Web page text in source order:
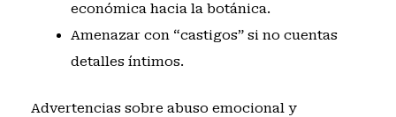
económica hacia la botánica.
Amenazar con “castigos” si no cuentas
detalles íntimos.
Advertencias sobre abuso emocional y